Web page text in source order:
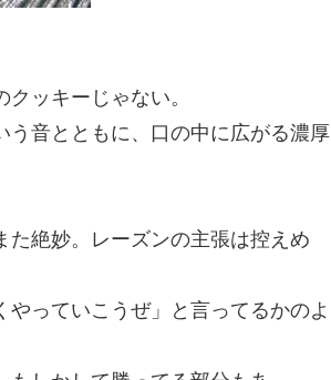
ッキーじゃない。
音とともに、口の中に広がる濃厚
絶妙。レーズンの主張は控えめ
っていこうぜ」と言ってるかのよ